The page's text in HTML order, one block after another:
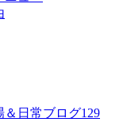
日常ブログ129